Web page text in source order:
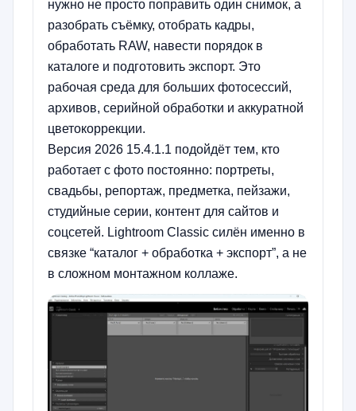
нужно не просто поправить один снимок, а
разобрать съёмку, отобрать кадры,
обработать RAW, навести порядок в
каталоге и подготовить экспорт. Это
рабочая среда для больших фотосессий,
архивов, серийной обработки и аккуратной
цветокоррекции.
Версия 2026 15.4.1.1 подойдёт тем, кто
работает с фото постоянно: портреты,
свадьбы, репортаж, предметка, пейзажи,
студийные серии, контент для сайтов и
соцсетей. Lightroom Classic силён именно в
связке “каталог + обработка + экспорт”, а не
в сложном монтажном коллаже.